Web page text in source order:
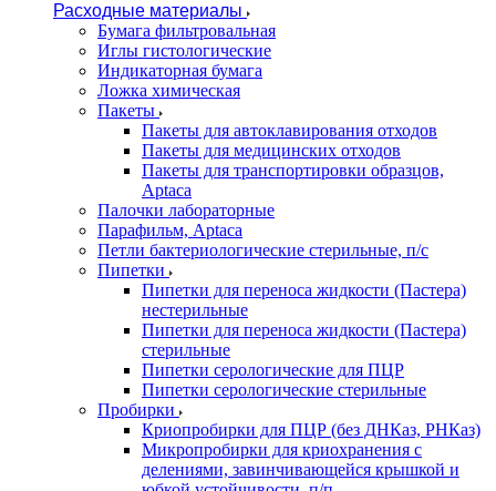
Расходные материалы
Бумага фильтровальная
Иглы гистологические
Индикаторная бумага
Ложка химическая
Пакеты
Пакеты для автоклавирования отходов
Пакеты для медицинских отходов
Пакеты для транспортировки образцов,
Aptaca
Палочки лабораторные
Парафильм, Aptaca
Петли бактериологические стерильные, п/с
Пипетки
Пипетки для переноса жидкости (Пастера)
нестерильные
Пипетки для переноса жидкости (Пастера)
стерильные
Пипетки серологические для ПЦР
Пипетки серологические стерильные
Пробирки
Криопробирки для ПЦР (без ДНКаз, РНКаз)
Микропробирки для криохранения с
делениями, завинчивающейся крышкой и